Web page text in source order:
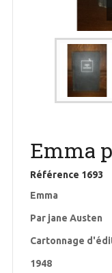
Emma
Référence 1693
Emma
Par jane Austen
Cartonnage
1948